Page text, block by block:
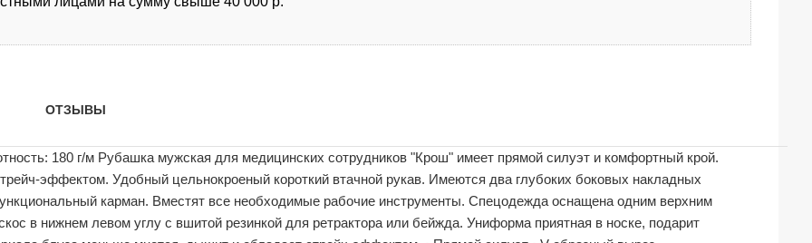
ОТЗЫВЫ
180 г/м Рубашка мужская для медицинских сотрудников "Крош" имеет прямой силуэт и комфортный крой.
эффектом. Удобный цельнокроеный короткий втачной рукав. Имеются два глубоких боковых накладных
карман. Вместят все необходимые рабочие инструменты. Спецодежда оснащена одним верхним
в нижнем левом углу с вшитой резинкой для ретрактора или бейжда. Униформа приятная в носке, подарит